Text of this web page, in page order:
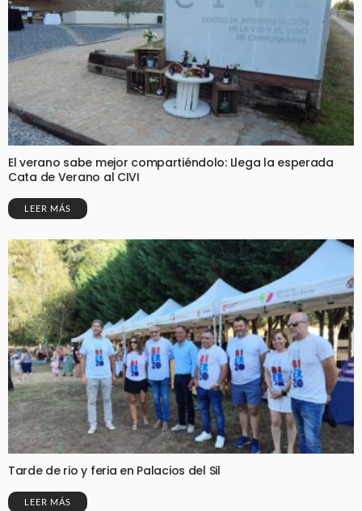
El verano sabe mejor compartiéndolo: Llega la esperada
Cata de Verano al CIVI
LEER MÁS
Tarde de rio y feria en Palacios del Sil
LEER MÁS